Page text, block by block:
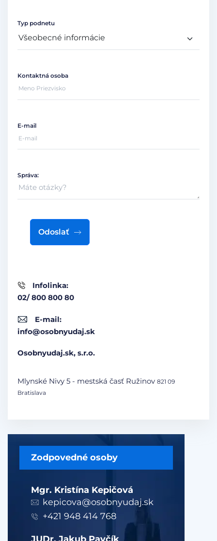
Zodpovedné osoby
Mgr. Kristína Kepičová
kepicova@osobnyudaj.sk
+421 948 414 768
Infolinka:
02/ 800 800 80
E-mail:
info@osobnyudaj.sk
Osobnyudaj.sk, s.r.o.
Mlynské Nivy 5 - mestská časť Ružinov 821 09
Bratislava
Typ podnetu
Kontaktná osoba
E-mail
Správa:
Odoslať